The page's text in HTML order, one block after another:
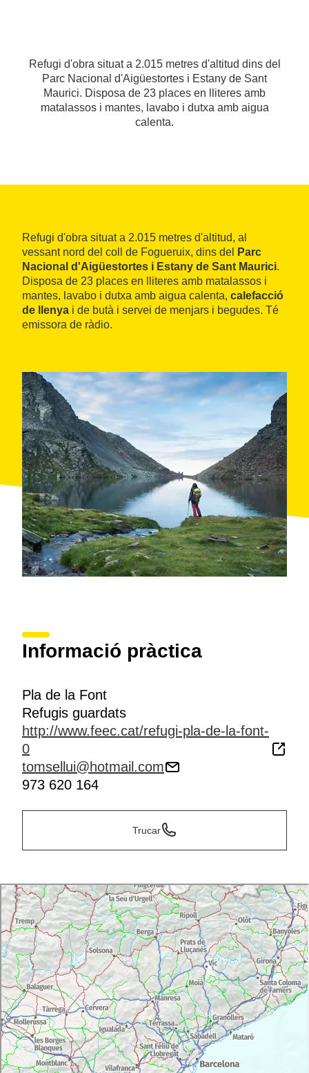
Refugi d'obra situat a 2.015 metres d'altitud dins del
Parc Nacional d'Aigüestortes i Estany de Sant
Maurici. Disposa de 23 places en lliteres amb
matalassos i mantes, lavabo i dutxa amb aigua
calenta.
Refugi d'obra situat a 2.015 metres d'altitud, al
vessant nord del coll de Fogueruix, dins del
Parc
Nacional d'Aigüestortes i Estany de Sant Maurici.
Disposa de 23 places en lliteres amb matalassos i
mantes, lavabo i dutxa amb aigua calenta, calefacció
de llenya i de butà i servei de menjars i begudes. Té
emissora de ràdio.
Informació pràctica
Pla de la Font
Refugis guardats
http://www.feec.cat/refugi-pla-de-la-font-
0
tomsellui@hotmail.com
973 620 164
Trucar